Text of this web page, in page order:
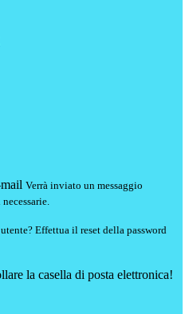
Verrà inviato un messaggio
Effettua il reset della password
la casella di posta elettronica!